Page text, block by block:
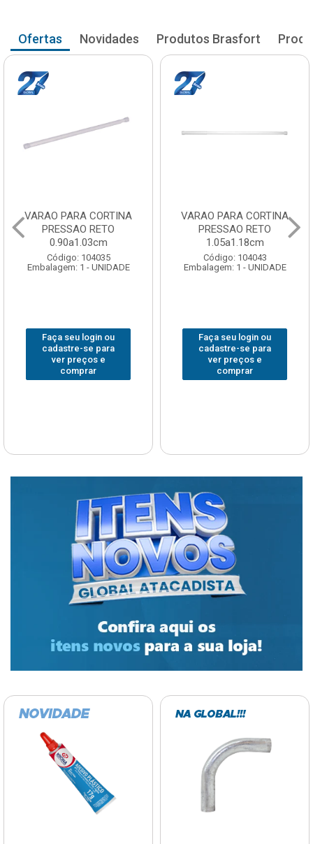
Ofertas Novidades Produtos Brasfort
VARAO PARA CORTINA
PRESSAO RETO
0.90a1.03cm
Código: 104035
Embalagem: 1 - UNIDADE
Faça seu login ou
cadastre-se para
ver preços e
comprar
VARAO PARA CORTINA
PRESSAO RETO
1.05a1.18cm
Código: 104043
Embalagem: 1 - UNIDADE
Faça seu login ou
cadastre-se para
ver preços e
comprar